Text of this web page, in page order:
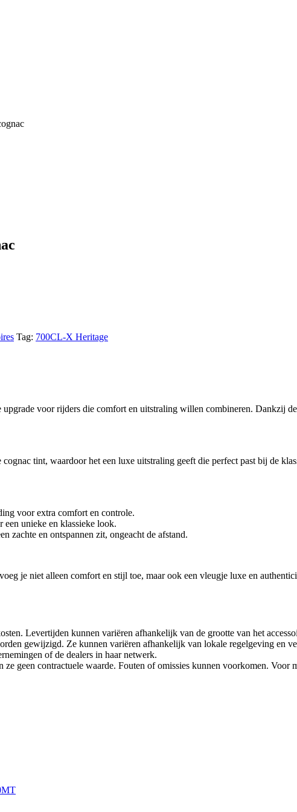
Tag: 700CL-X Heritage
upgrade voor rijders die comfort en uitstraling willen combineren. Dankzij
tint, waardoor het een luxe uitstraling geeft die perfect past bij de
voor extra comfort en controle.
een unieke en klassieke look.
zachte en ontspannen zit, ongeacht de afstand.
voeg je niet alleen comfort en stijl toe, maar ook een vleugje luxe en
Levertijden kunnen variëren afhankelijk van de grootte van het
gewijzigd. Ze kunnen variëren afhankelijk van lokale regelgeving en
of de dealers in haar netwerk.
geen contractuele waarde. Fouten of omissies kunnen voorkomen.